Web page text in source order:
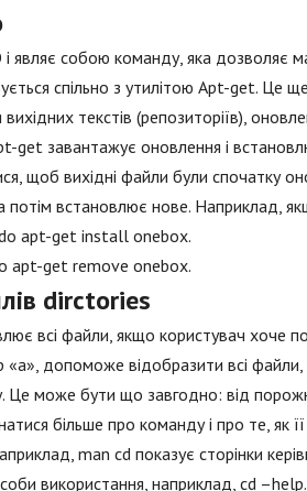
являє собою команду, яка дозволяє
спільно з утилітою Apt-get. Це
текстів (репозиторіїв),
завантажує оновлення і
щоб вихідні файли були спочатку
потім встановлює нове. Наприклад,
apt-get install onebox.
apt-get remove onebox.
dirctories
всі файли, якщо користувач хоче
допоможе відобразити всі
Це може бути що завгодно: від
більше про команду і про те, як
man cd показує сторінки
використання, наприклад, cd